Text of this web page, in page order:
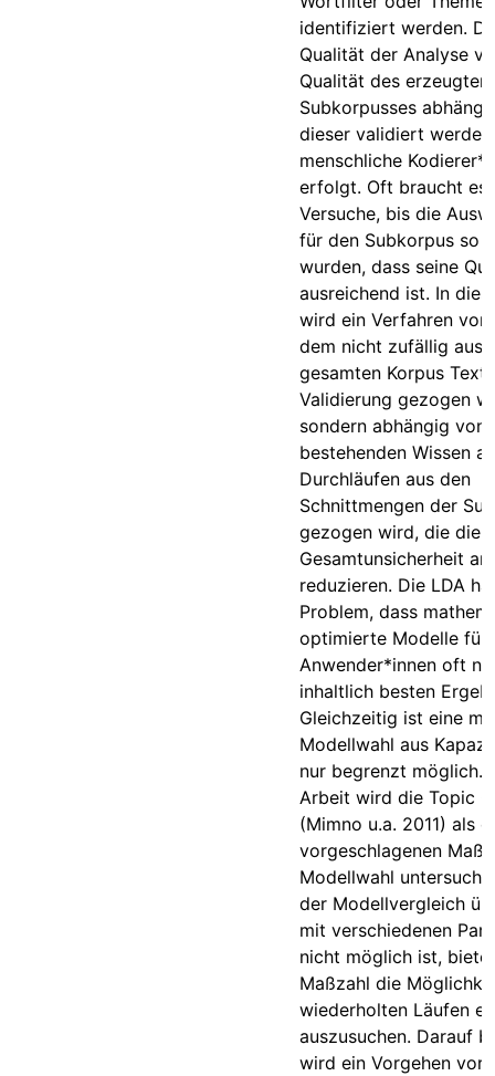
identifiziert werden.
Qualität der Analyse
Qualität des erzeugten
Subkorpusses
dieser validiert
menschliche
erfolgt. Oft braucht es
Versuche, bis die
für den Subkorpus so
wurden, dass seine
ausreichend ist. In
wird ein Verfahren
dem nicht zufällig aus
gesamten Korpus
Validierung gezogen
sondern abhängig von
bestehenden Wissen
Durchläufen aus den
Schnittmengen der
gezogen wird, die die
Gesamtunsicherheit
reduzieren. Die LDA
Problem, dass
optimierte Modelle für
Anwender*innen oft
inhaltlich besten
Gleichzeitig ist eine
Modellwahl aus
nur begrenzt möglich.
Arbeit wird die Topic
(Mimno u.a. 2011) als
vorgeschlagenen
Modellwahl
der Modellvergleich
mit verschiedenen
nicht möglich ist,
Maßzahl die
wiederholten Läufen
auszusuchen. Darauf
wird ein Vorgehen